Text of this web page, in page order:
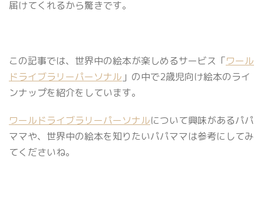
届けてくれるから驚きです。
この記事では、世界中の絵本が楽しめるサービス「ワール
ドライブラリーパーソナル 」の中で2歳児向け絵本のライ
ンナップを紹介をしています。
ワールドライブラリーパーソナルについて興味があるパパ
ママや、世界中の絵本を知りたいパパママは参考にしてみ
てくださいね。